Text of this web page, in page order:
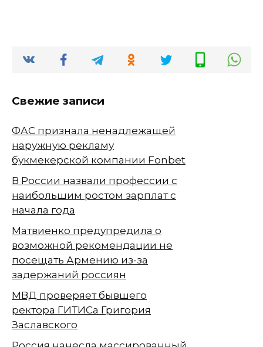
Свежие записи
ФАС признала ненадлежащей
наружную рекламу
букмекерской компании Fonbet
В России назвали профессии с
наибольшим ростом зарплат с
начала года
Матвиенко предупредила о
возможной рекомендации не
посещать Армению из-за
задержаний россиян
МВД проверяет бывшего
ректора ГИТИСа Григория
Заславского